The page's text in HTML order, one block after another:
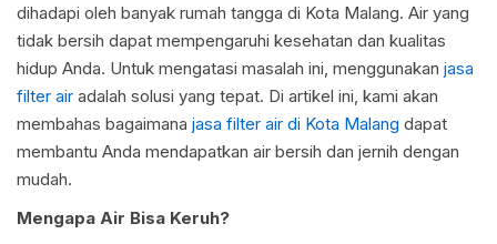
dihadapi oleh banyak rumah tangga di Kota Malang. Air yang
tidak bersih dapat mempengaruhi kesehatan dan kualitas
hidup Anda. Untuk mengatasi masalah ini, menggunakan jasa
filter air adalah solusi yang tepat. Di artikel ini, kami akan
membahas bagaimana jasa filter air di Kota Malang dapat
membantu Anda mendapatkan air bersih dan jernih dengan
mudah.
Mengapa Air Bisa Keruh?